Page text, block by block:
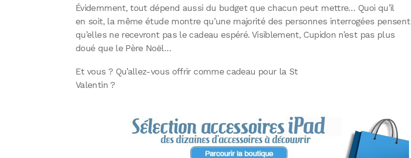
Évidemment, tout dépend aussi du budget que chacun peut mettre… Quoi qu’il
en soit, la même étude montre qu’une majorité des personnes interrogées pensent
qu’elles ne recevront pas le cadeau espéré. Visiblement, Cupidon n’est pas plus
doué que le Père Noël…
Et vous ? Qu’allez-vous offrir comme cadeau pour la St
Valentin ?